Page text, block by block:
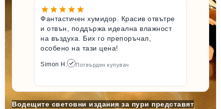
Фантастичен хумидор. Красив отвътре
и отвън, поддържа идеална влажност
на въздуха. Бих го препоръчал,
особено на тази цена!
Simon H. Потвърден купувач
Водещите световни издания за пури представят